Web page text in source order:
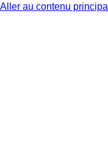
Aller au contenu principal